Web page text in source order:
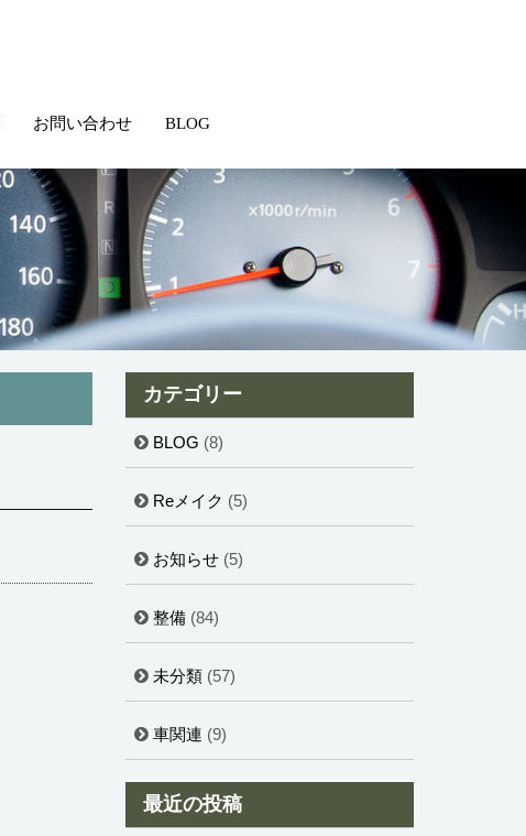
お問い合わせ BLOG
カテゴリー
BLOG (8)
Reメイク (5)
お知らせ(5)
整備(84)
未分類(57)
車関連 (9)
最近の投稿